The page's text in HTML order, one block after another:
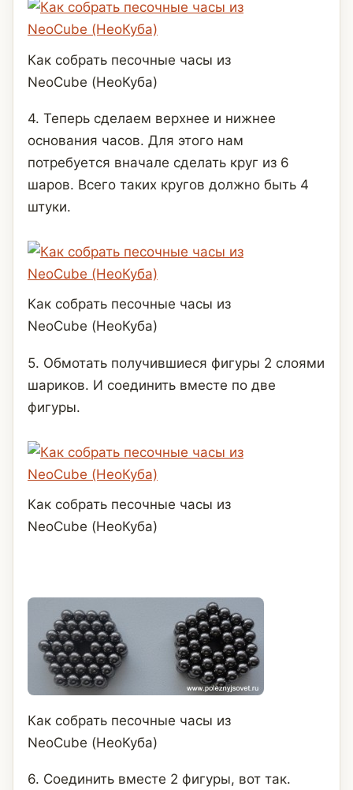
Как собрать песочные часы из
NeoCube (НеоКуба)
4. Теперь сделаем верхнее и нижнее
основания часов. Для этого нам
потребуется вначале сделать круг из 6
шаров. Всего таких кругов должно быть 4
штуки.
Как собрать песочные часы из
NeoCube (НеоКуба)
5. Обмотать получившиеся фигуры 2 слоями
шариков. И соединить вместе по две
фигуры.
Как собрать песочные часы из
NeoCube (НеоКуба)
Как собрать песочные часы из
NeoCube (НеоКуба)
6. Соединить вместе 2 фигуры, вот так.